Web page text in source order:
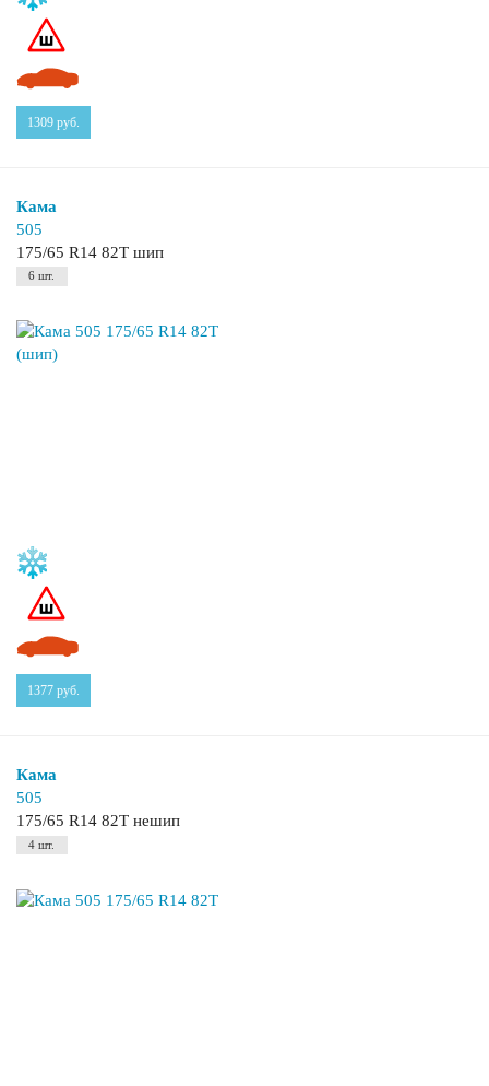
1309 руб.
Кама
505
175/65 R14 82T шип
6 шт.
1377 руб.
Кама
505
175/65 R14 82T нешип
4 шт.